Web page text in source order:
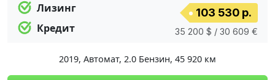
Лизинг
Кредит
103 530 р.
35 200 $ / 30 609 €
2019, Автомат, 2.0 Бензин, 45 920 км